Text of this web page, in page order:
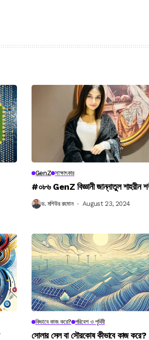
GenZ সাক্ষাৎকার
#০৮৬ GenZ বিজ্ঞানী জান্নাতুল শাহরীন
ড. মশিউর রহমান August 23, 2024
কিভাবে কাজ করে? পরিবেশ ও পৃথিবী
সোলার সেল বা সৌরকোষ কীভাবে কাজ করে?